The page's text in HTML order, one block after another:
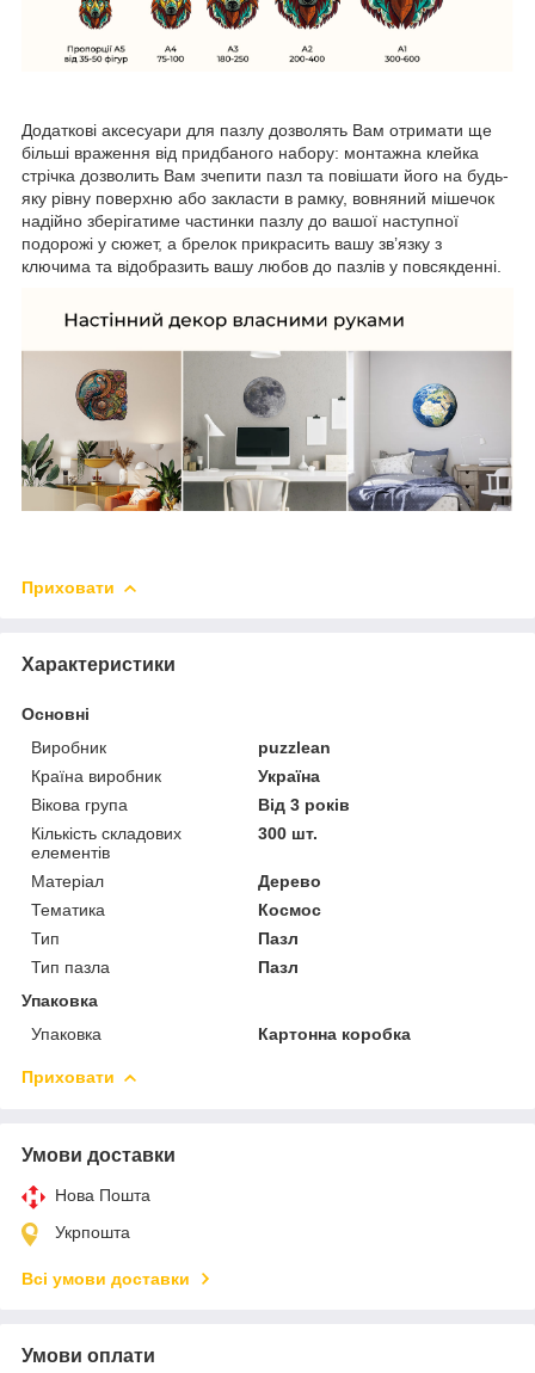
Додаткові аксесуари для пазлу дозволять Вам отримати ще
більші враження від придбаного набору: монтажна клейка
стрічка дозволить Вам зчепити пазл та повішати його на будь-
яку рівну поверхню або закласти в рамку, вовняний мішечок
надійно зберігатиме частинки пазлу до вашої наступної
подорожі у сюжет, а брелок прикрасить вашу зв’язку з
ключима та відобразить вашу любов до пазлів у повсякденні.
Приховати
Характеристики
Основні
Виробник
puzzlean
Країна виробник
Україна
Вікова група
Від 3 років
Кількість складових
елементів
300 шт.
Матеріал
Дерево
Тематика
Космос
Тип
Пазл
Тип пазла
Пазл
Упаковка
Упаковка
Картонна коробка
Приховати
Умови доставки
Нова Пошта
Укрпошта
Всі умови доставки
Умови оплати